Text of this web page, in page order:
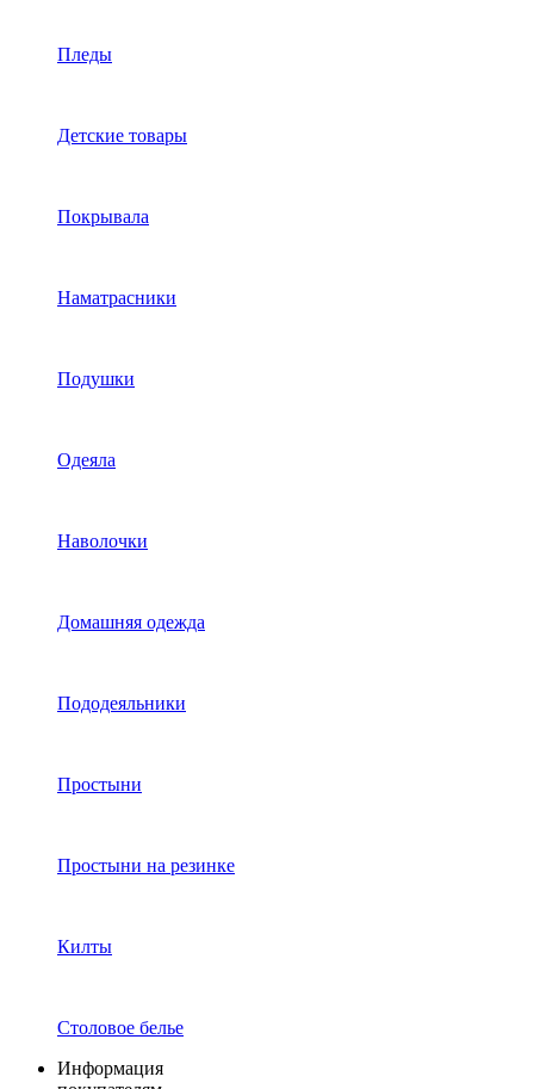
Пледы
Детские товары
Покрывала
Наматрасники
Подушки
Одеяла
Наволочки
Домашняя одежда
Пододеяльники
Простыни
Простыни на резинке
Килты
Столовое белье
Информация